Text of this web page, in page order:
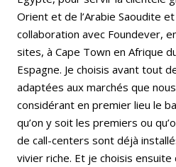
Orient et de l’Arabie Saoudite
collaboration avec Foundever,
sites, à Cape Town en Afrique
Espagne. Je choisis avant tout
adaptées aux marchés que
considérant en premier lieu le
qu’on y soit les premiers ou
de call-centers sont déjà
vivier riche. Et je choisis